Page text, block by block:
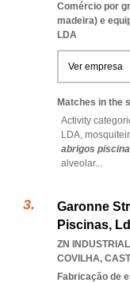
Comércio por
madeira) e
LDA
Ver empresa
Matches in the
Activity
LDA,
abrigos
alveolar...
Garonne
Piscinas,
ZN
COVILHA,
Fabricação de